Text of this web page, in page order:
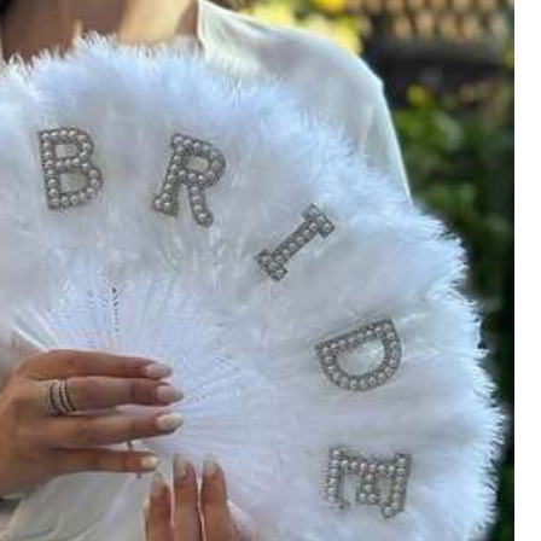
4.73
81 متابعون
متابع
ربما يعجبك هذا أيضاً
التوصية